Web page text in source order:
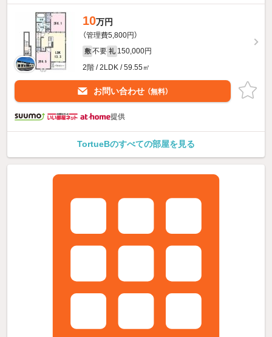
10万円
（管理費5,800円）
敷 不要 礼 150,000円
2階 / 2LDK / 59.55㎡
お問い合わせ （無料）
提供
TortueBのすべての部屋を見る